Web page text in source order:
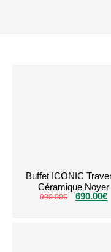
Buffet ICONIC
Céramique Noyer
990.00€ 690.00€